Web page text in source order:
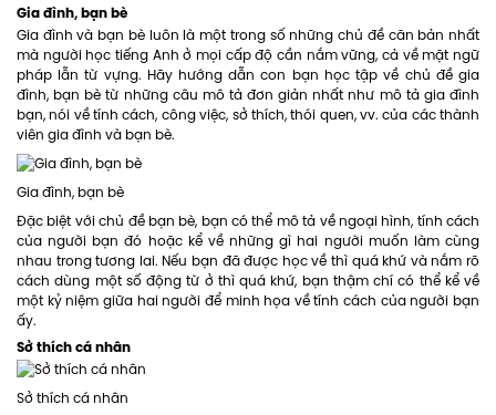
Gia đình, bạn bè
Gia đình và bạn bè luôn là một trong số những chủ đề căn bản nhất
mà người học tiếng Anh ở mọi cấp độ cần nắm vững, cả về mặt ngữ
pháp lẫn từ vựng. Hãy hướng dẫn con bạn học tập về chủ đề gia
đình, bạn bè từ những câu mô tả đơn giản nhất như mô tả gia đình
bạn, nói về tính cách, công việc, sở thích, thói quen, vv. của các thành
viên gia đình và bạn bè.
Gia đình, bạn bè
Đặc biệt với chủ đề bạn bè, bạn có thể mô tả về ngoại hình, tính cách
của người bạn đó hoặc kể về những gì hai người muốn làm cùng
nhau trong tương lai. Nếu bạn đã được học về thì quá khứ và nắm rõ
cách dùng một số động từ ở thì quá khứ, bạn thậm chí có thể kể về
một kỷ niệm giữa hai người để minh họa về tính cách của người bạn
ấy.
Sở thích cá nhân
Sở thích cá nhân